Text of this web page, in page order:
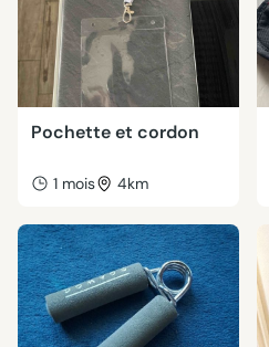
Pochette et cordon
1 mois 4km